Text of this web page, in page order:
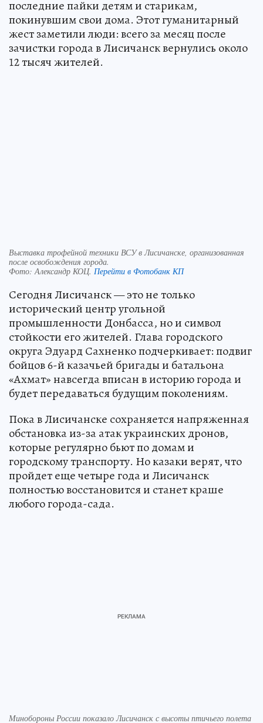
последние пайки детям и старикам,
покинувшим свои дома. Этот гуманитарный
жест заметили люди: всего за месяц после
зачистки города в Лисичанск вернулись около
12 тысяч жителей.
Выставка трофейной техники ВСУ в Лисичанске, организованная
после освобождения города.
Фото: Александр КОЦ. Перейти в Фотобанк КП
Сегодня Лисичанск — это не только
исторический центр угольной
промышленности Донбасса, но и символ
стойкости его жителей. Глава городского
округа Эдуард Сахненко подчеркивает: подвиг
бойцов 6-й казачьей бригады и батальона
«Ахмат» навсегда вписан в историю города и
будет передаваться будущим поколениям.
Пока в Лисичанске сохраняется напряженная
обстановка из-за атак украинских дронов,
которые регулярно бьют по домам и
городскому транспорту. Но казаки верят, что
пройдет еще четыре года и Лисичанск
полностью восстановится и станет краше
любого города-сада.
Минобороны России показало Лисичанск с высоты птичьего полета